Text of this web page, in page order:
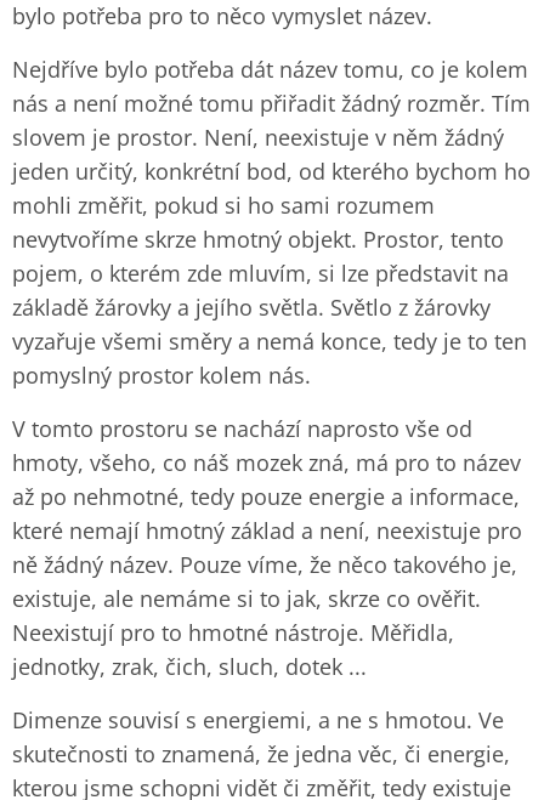
bylo potřeba pro to něco vymyslet název.
Nejdříve bylo potřeba dát název tomu, co je kolem
nás a není možné tomu přiřadit žádný rozměr. Tím
slovem je prostor. Není, neexistuje v něm žádný
jeden určitý, konkrétní bod, od kterého bychom ho
mohli změřit, pokud si ho sami rozumem
nevytvoříme skrze hmotný objekt. Prostor, tento
pojem, o kterém zde mluvím, si lze představit na
základě žárovky a jejího světla. Světlo z žárovky
vyzařuje všemi směry a nemá konce, tedy je to ten
pomyslný prostor kolem nás.
V tomto prostoru se nachází naprosto vše od
hmoty, všeho, co náš mozek zná, má pro to název
až po nehmotné, tedy pouze energie a informace,
které nemají hmotný základ a není, neexistuje pro
ně žádný název. Pouze víme, že něco takového je,
existuje, ale nemáme si to jak, skrze co ověřit.
Neexistují pro to hmotné nástroje. Měřidla,
jednotky, zrak, čich, sluch, dotek ...
Dimenze souvisí s energiemi, a ne s hmotou. Ve
skutečnosti to znamená, že jedna věc, či energie,
kterou jsme schopni vidět či změřit, tedy existuje